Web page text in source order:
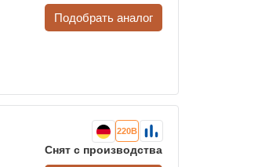
Подобрать аналог
220В
Снят с производства